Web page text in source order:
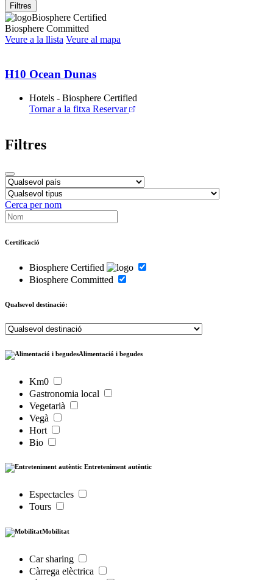
Filtres
Biosphere Certified
Biosphere Committed
Veure a la llista Veure al mapa
H10 Ocean Dunas
Hotels - Biosphere Certified
Tornar a la fitxa Reservar
Filtres
Cerca per nom
Certificació
Biosphere Certified
Biosphere Committed
Qualsevol destinació:
Alimentació i begudes
Km0
Gastronomia local
Vegetarià
Vegà
Hort
Bio
Entreteniment autèntic
Espectacles
Tours
Mobilitat
Car sharing
Càrrega elèctrica